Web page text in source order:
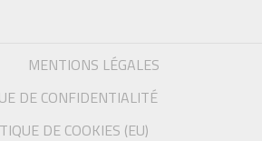
MENTIONS LÉGALES
DE CONFIDENTIALITÉ
DE COOKIES (EU)